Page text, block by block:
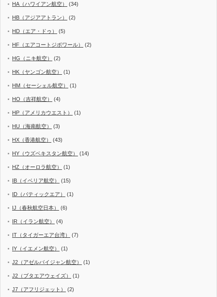
HA（ハワイアン航空） (34)
HB（アジアアトラン） (2)
HD（エア・ドゥ） (5)
HF（エアコートジボワール） (2)
HG（ニキ航空） (2)
HK（ヤンゴン航空） (1)
HM（セーシェル航空） (1)
HO（吉祥航空） (4)
HP（アメリカウエスト） (1)
HU（海南航空） (3)
HX（香港航空） (43)
HY（ウズベキスタン航空） (14)
HZ（オーロラ航空） (1)
IB（イベリア航空） (15)
ID（バティックエア） (1)
IJ（春秋航空日本） (6)
IR（イラン航空） (4)
IT（タイガーエア台湾） (7)
IY（イエメン航空） (1)
J2（アゼルバイジャン航空） (1)
J2（ブタエアウェイズ） (1)
J7（アフリジェット） (2)